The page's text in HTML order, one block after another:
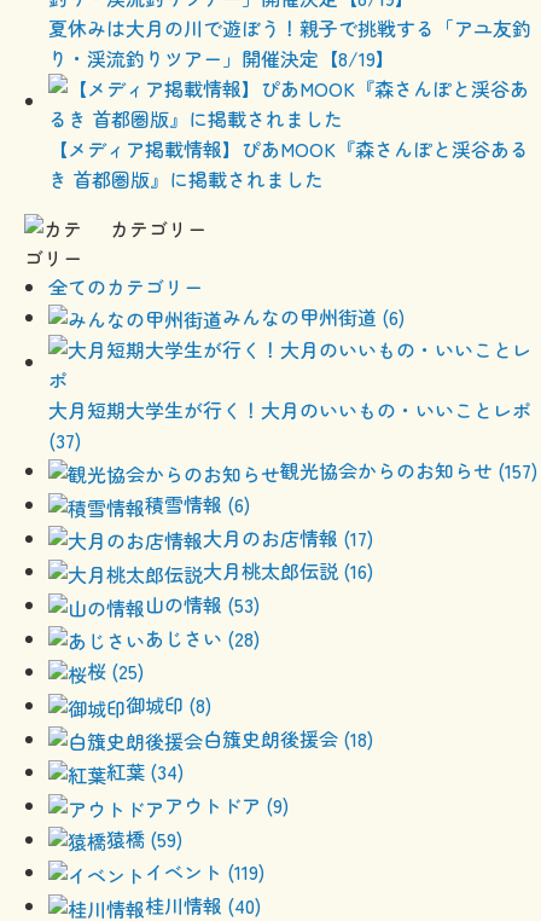
夏休みは大月の川で遊ぼう！親子で挑戦する「アユ友釣
り・渓流釣りツアー」開催決定【8/19】
【メディア掲載情報】ぴあMOOK『森さんぽと渓谷ある
き 首都圏版』に掲載されました
カテゴリー
全てのカテゴリー
みんなの甲州街道 (6)
大月短期大学生が行く！大月のいいもの・いいことレポ
(37)
観光協会からのお知らせ (157)
積雪情報 (6)
大月のお店情報 (17)
大月桃太郎伝説 (16)
山の情報 (53)
あじさい (28)
桜 (25)
御城印 (8)
白籏史朗後援会 (18)
紅葉 (34)
アウトドア (9)
猿橋 (59)
イベント (119)
桂川情報 (40)